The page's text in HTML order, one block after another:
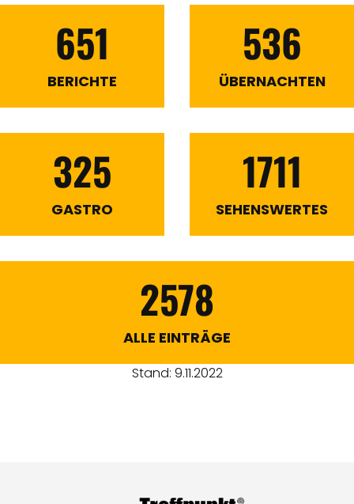
651
BERICHTE
536
ÜBERNACHTEN
325
GASTRO
1711
SEHENSWERTES
2578
ALLE EINTRÄGE
Stand: 9.11.2022